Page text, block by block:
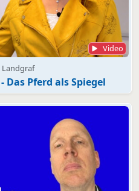
Video
Landgraf
Das Pferd als Spiegel